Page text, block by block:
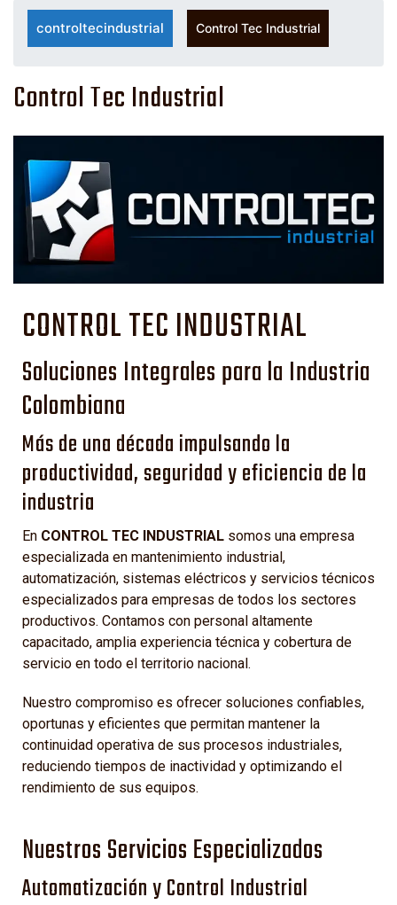
controltecindustrial Control Tec Industrial
Control Tec Industrial
CONTROL TEC INDUSTRIAL
Soluciones Integrales para la Industria
Colombiana
Más de una década impulsando la
productividad, seguridad y eficiencia de la
industria
En CONTROL TEC INDUSTRIAL somos una empresa
especializada en mantenimiento industrial,
automatización, sistemas eléctricos y servicios técnicos
especializados para empresas de todos los sectores
productivos. Contamos con personal altamente
capacitado, amplia experiencia técnica y cobertura de
servicio en todo el territorio nacional.
Nuestro compromiso es ofrecer soluciones confiables,
oportunas y eficientes que permitan mantener la
continuidad operativa de sus procesos industriales,
reduciendo tiempos de inactividad y optimizando el
rendimiento de sus equipos.
Nuestros Servicios Especializados
Automatización y Control Industrial